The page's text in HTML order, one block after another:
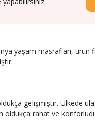
yaşam masrafları, ürün
gelişmiştir. Ülkede
oldukça rahat ve